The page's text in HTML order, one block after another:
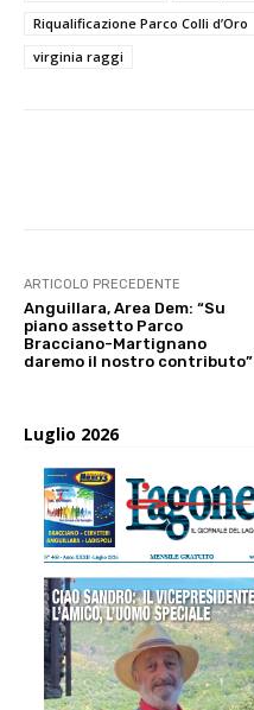
Riqualificazione Parco Colli d’Oro
virginia raggi
ARTICOLO PRECEDENTE
Anguillara, Area Dem: “Su
piano assetto Parco
Bracciano-Martignano
daremo il nostro contributo”
Luglio 2026